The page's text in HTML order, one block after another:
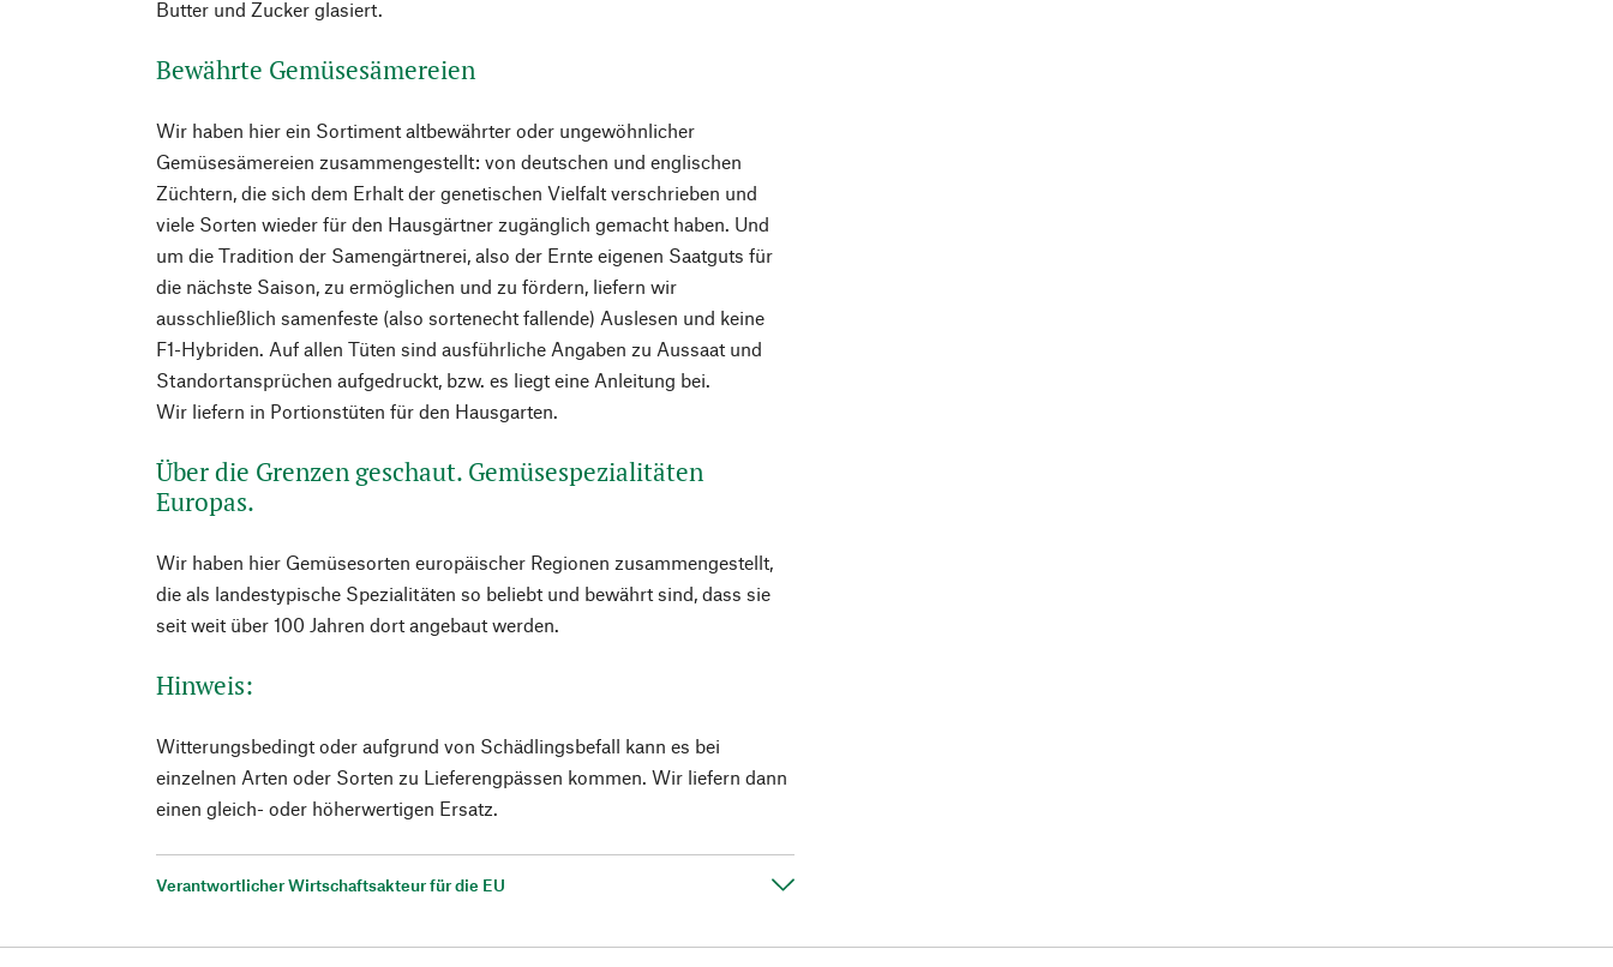
Butter und Zucker glasiert.
Bewährte Gemüsesämereien
Wir haben hier ein Sortiment altbewährter oder ungewöhnlicher
Gemüsesämereien zusammengestellt: von deutschen und englischen
Züchtern, die sich dem Erhalt der genetischen Vielfalt verschrieben und
viele Sorten wieder für den Hausgärtner zugänglich gemacht haben. Und
um die Tradition der Samengärtnerei, also der Ernte eigenen Saatguts für
die nächste Saison, zu ermöglichen und zu fördern, liefern wir
ausschließlich samenfeste (also sortenecht fallende) Auslesen und keine
F1-Hybriden. Auf allen Tüten sind ausführliche Angaben zu Aussaat und
Standortansprüchen aufgedruckt, bzw. es liegt eine Anleitung bei.
Wir liefern in Portionstüten für den Hausgarten.
Über die Grenzen geschaut. Gemüsespezialitäten
Europas.
Wir haben hier Gemüsesorten europäischer Regionen zusammengestellt,
die als landestypische Spezialitäten so beliebt und bewährt sind, dass sie
seit weit über 100 Jahren dort angebaut werden.
Hinweis:
Witterungsbedingt oder aufgrund von Schädlingsbefall kann es bei
einzelnen Arten oder Sorten zu Lieferengpässen kommen. Wir liefern dann
einen gleich- oder höherwertigen Ersatz.
Verantwortlicher Wirtschaftsakteur für die EU